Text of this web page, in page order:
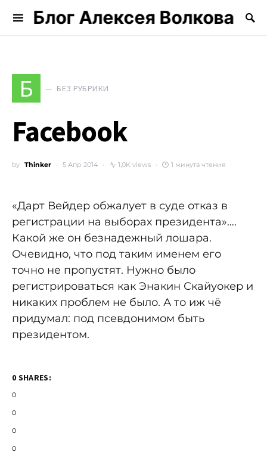
Блог Алексея Волкова
Search for:
Б БЕЗ РУБРИКИ
Facebook
by Thinker 5 Апр 2014 1,0K views 1 минута чтения
«Дарт Вейдер обжалует в суде отказ в
регистрации на выборах президента»….
Какой же он безнадежный лошара.
Очевидно, что под таким именем его
точно не пропустят. Нужно было
регистрироваться как Энакин Скайуокер и
никаких проблем не было. А то иж чё
придумал: под псевдонимом быть
президентом.
0 SHARES:
0
0
0
0